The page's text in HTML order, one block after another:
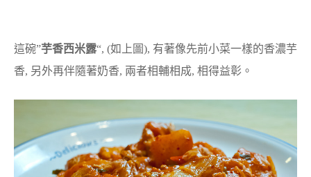
這碗”芋香西米露“, (如上圖), 有著像先前小菜一樣的香濃芋
香, 另外再伴隨著奶香, 兩者相輔相成, 相得益彰。